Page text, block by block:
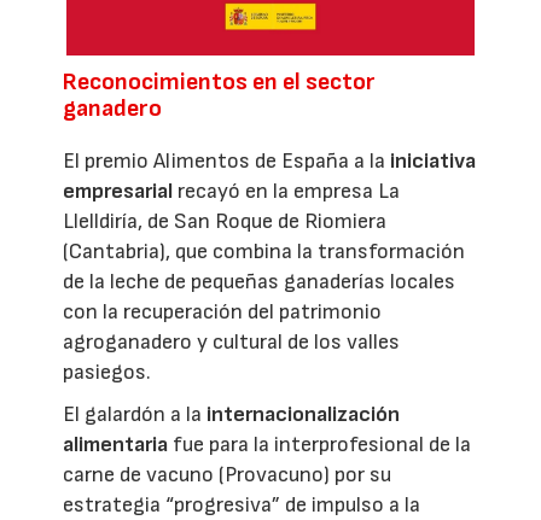
Reconocimientos en el sector
ganadero
El premio Alimentos de España a la iniciativa
empresarial recayó en la empresa La
Llelldiría, de San Roque de Riomiera
(Cantabria), que combina la transformación
de la leche de pequeñas ganaderías locales
con la recuperación del patrimonio
agroganadero y cultural de los valles
pasiegos.
El galardón a la internacionalización
alimentaria fue para la interprofesional de la
carne de vacuno (Provacuno) por su
estrategia “progresiva” de impulso a la